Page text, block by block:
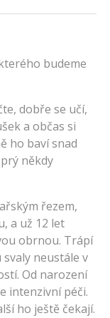
budeme
dobře se učí,
a občas si
ho baví snad
někdy
řezem,
a už 12 let
obrnou. Trápí
neustále v
Od narození
intenzivní péči.
ho ještě čekají.